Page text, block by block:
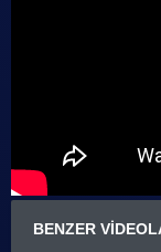
BENZER